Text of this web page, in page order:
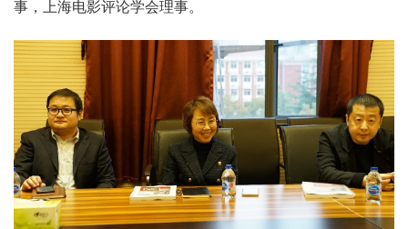
事，上海电影评论学会理事。